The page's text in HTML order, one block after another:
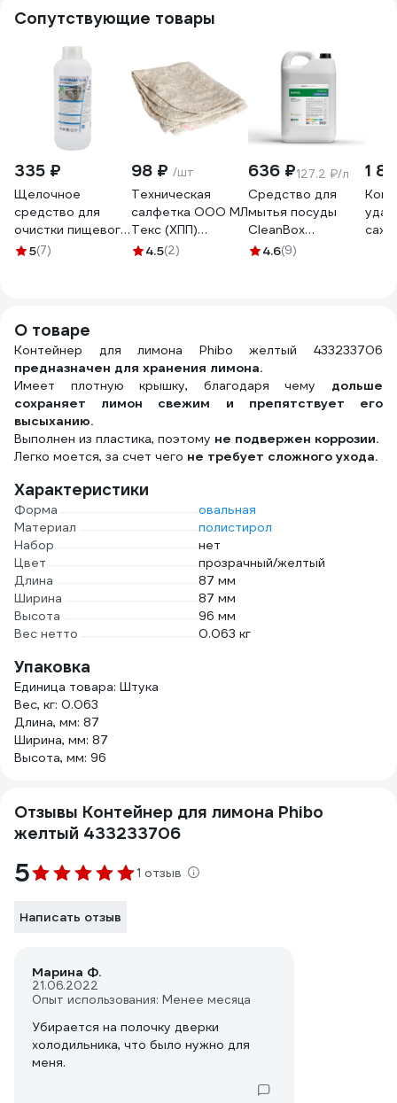
Сопутствующие товары
335 ₽
Щелочное
средство для
очистки пищевого
оборудования
5(7)
98 ₽ /шт
Техническая
салфетка ООО МЛ
Текс (ХПП)
80x100 см, серая,
4.5(2)
636 ₽127.2 ₽/л
Средство для
мытья посуды
CleanBox
Professional
4.6(9)
1
О товаре
Контейнер для лимона Phibo желтый 433233706
предназначен для хранения лимона.
Имеет плотную крышку, благодаря чему дольше
сохраняет лимон свежим и препятствует его
высыханию.
Выполнен из пластика, поэтому не подвержен коррозии.
Легко моется, за счет чего не требует сложного ухода.
Характеристики
Форма
овальная
Материал
полистирол
Набор
нет
Цвет
прозрачный/желтый
Длина
87 мм
Ширина
87 мм
Высота
96 мм
Вес нетто
0.063 кг
Упаковка
Единица товара: Штука
Вес, кг: 0.063
Длина, мм: 87
Ширина, мм: 87
Высота, мм: 96
Отзывы Контейнер для лимона Phibo
желтый 433233706
5 1 отзыв
Написать отзыв
Марина Ф.
21.06.2022
Опыт использования: Менее месяца
Убирается на полочку дверки
холодильника, что было нужно для
меня.